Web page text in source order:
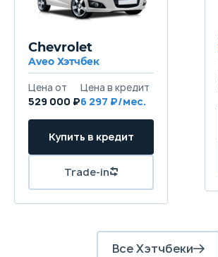
Chevrolet
Aveo Хэтчбек
529 000 ₽6 297
Все Хэтчбеки